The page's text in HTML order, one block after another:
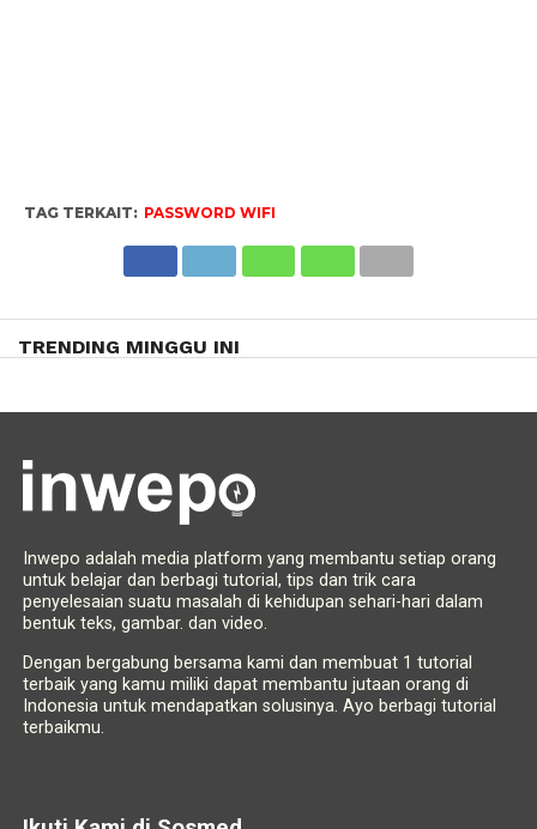
TAG TERKAIT: PASSWORD WIFI
TRENDING MINGGU INI
Inwepo adalah media platform yang membantu setiap orang
untuk belajar dan berbagi tutorial, tips dan trik cara
penyelesaian suatu masalah di kehidupan sehari-hari dalam
bentuk teks, gambar. dan video.
Dengan bergabung bersama kami dan membuat 1 tutorial
terbaik yang kamu miliki dapat membantu jutaan orang di
Indonesia untuk mendapatkan solusinya. Ayo berbagi tutorial
terbaikmu.